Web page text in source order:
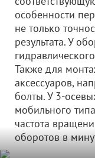
особенности
не только
результата. У
Также для
аксессуаров,
болты. У 3-
мобильного
частота
оборотов в